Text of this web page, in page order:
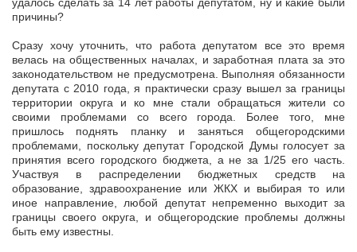
причины?
Сразу хочу уточнить, что работа депутатом все это время
велась на общественных началах, и заработная плата за это
законодательством не предусмотрена. Выполняя обязанности
депутата с 2010 года, я практически сразу вышел за границы
территории округа и ко мне стали обращаться жители со
своими проблемами со всего города. Более того, мне
пришлось поднять планку и заняться общегородскими
проблемами, поскольку депутат Городской Думы голосует за
принятия всего городского бюджета, а не за 1/25 его часть.
Участвуя в распределении бюджетных средств на
образование, здравоохранение или ЖКХ и выбирая то или
иное направление, любой депутат непременно выходит за
границы своего округа, и общегородские проблемы должны
быть ему известны.